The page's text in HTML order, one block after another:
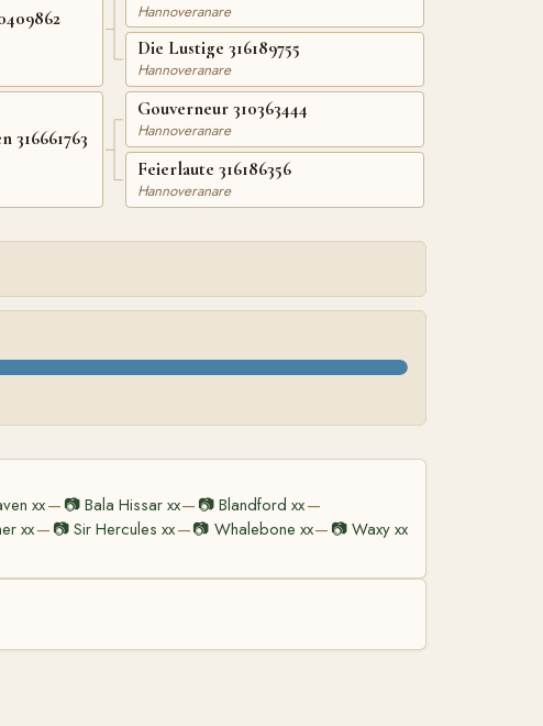
316661763
Hannoveranare
Die Lustige 316189755
Hannoveranare
Gouverneur 310363444
Hannoveranare
Feierlaute 316186356
Hannoveranare
xx— 📷 Bala Hissar xx— 📷 Blandford xx—
xx— 📷Sir Hercules xx—📷 Whalebone xx— 📷Waxy xx